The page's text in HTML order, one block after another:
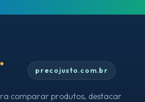
precojusto.com.br
comparar produtos, destacar